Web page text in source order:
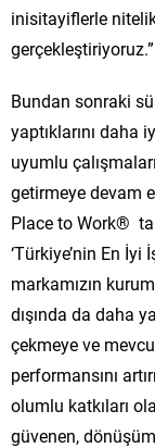
inisitayiflerle
Bundan sonraki
yaptıklarını daha
uyumlu
getirmeye devam
Place to Work®
‘Türkiye’nin En İyi
markamızın
dışında da daha
çekmeye ve
performansını
olumlu katkıları
güvenen,